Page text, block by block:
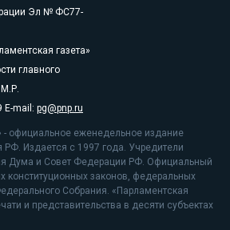
Эл № ФС77-
газета»
главного
E-mail: pg@pnp.ru
- официальное еженедельное издание
РФ. Издается с 1997 года. Учредители
Дума и Совет Федерации РФ. Официальный
конституционных законов, федеральных
Собрания. «Парламентская
и представительства в десяти субъектах